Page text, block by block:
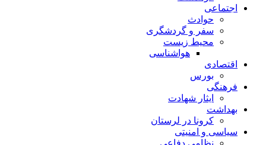
اجتماعی
حوادث
سفر و گردشگری
محیط زیست
هواشناسی
اقتصادی
بورس
فرهنگی
ایثار شهادت
بهداشت
کرونا در لرستان
سیاسی و امنیتی
نظامی دفاعی